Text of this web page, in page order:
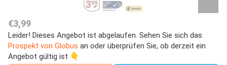
€3,99
Leider! Dieses Angebot ist abgelaufen. Sehen Sie sich das
Prospekt von Globus an oder überprüfen Sie, ob derzeit ein
Angebot gültig ist 👇